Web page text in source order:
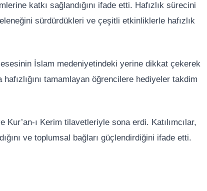
katkı sağlandığını ifade etti. Hafızlık sürecini
sürdürdükleri ve çeşitli etkinliklerle hafızlık
İslam medeniyetindeki yerine dikkat çekerek
tamamlayan öğrencilere hediyeler takdim
Kur’an-ı Kerim tilavetleriyle sona erdi. Katılımcılar,
ve toplumsal bağları güçlendirdiğini ifade etti.